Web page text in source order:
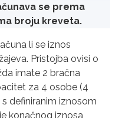
se prema
broju kreveta.
li se iznos
Pristojba ovisi o
imate 2 bračna
za 4 osobe (4
definiranim iznosom
konačnog iznosa